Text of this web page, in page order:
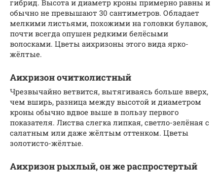
гибрид. Высота и диаметр кроны примерно равны и
обычно не превышают 30 сантиметров. Обладает
мелкими листьями, похожими на головки булавок,
почти всегда опушен редкими белёсыми
волосками. Цветы аихризоны этого вида ярко-
жёлтые.
Аихризон очитколистный
Чрезвычайно ветвится, вытягиваясь больше вверх,
чем вширь, разница между высотой и диаметром
кроны обычно вдвое выше в пользу первого
показателя. Листва слегка липкая, светло-зелёная с
салатным или даже жёлтым оттенком. Цветы
золотисто-жёлтые.
Аихризон рыхлый, он же распростертый